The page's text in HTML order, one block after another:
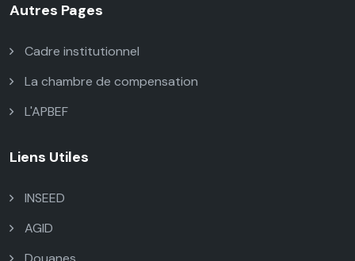
Autres Pages
Cadre institutionnel
La chambre de compensation
L'APBEF
Liens Utiles
INSEED
AGID